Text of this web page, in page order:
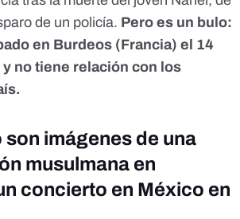
de un policía. Pero es un bulo:
en Burdeos (Francia) el 14
no tiene relación con los
son imágenes de una
musulmana en
concierto en México en